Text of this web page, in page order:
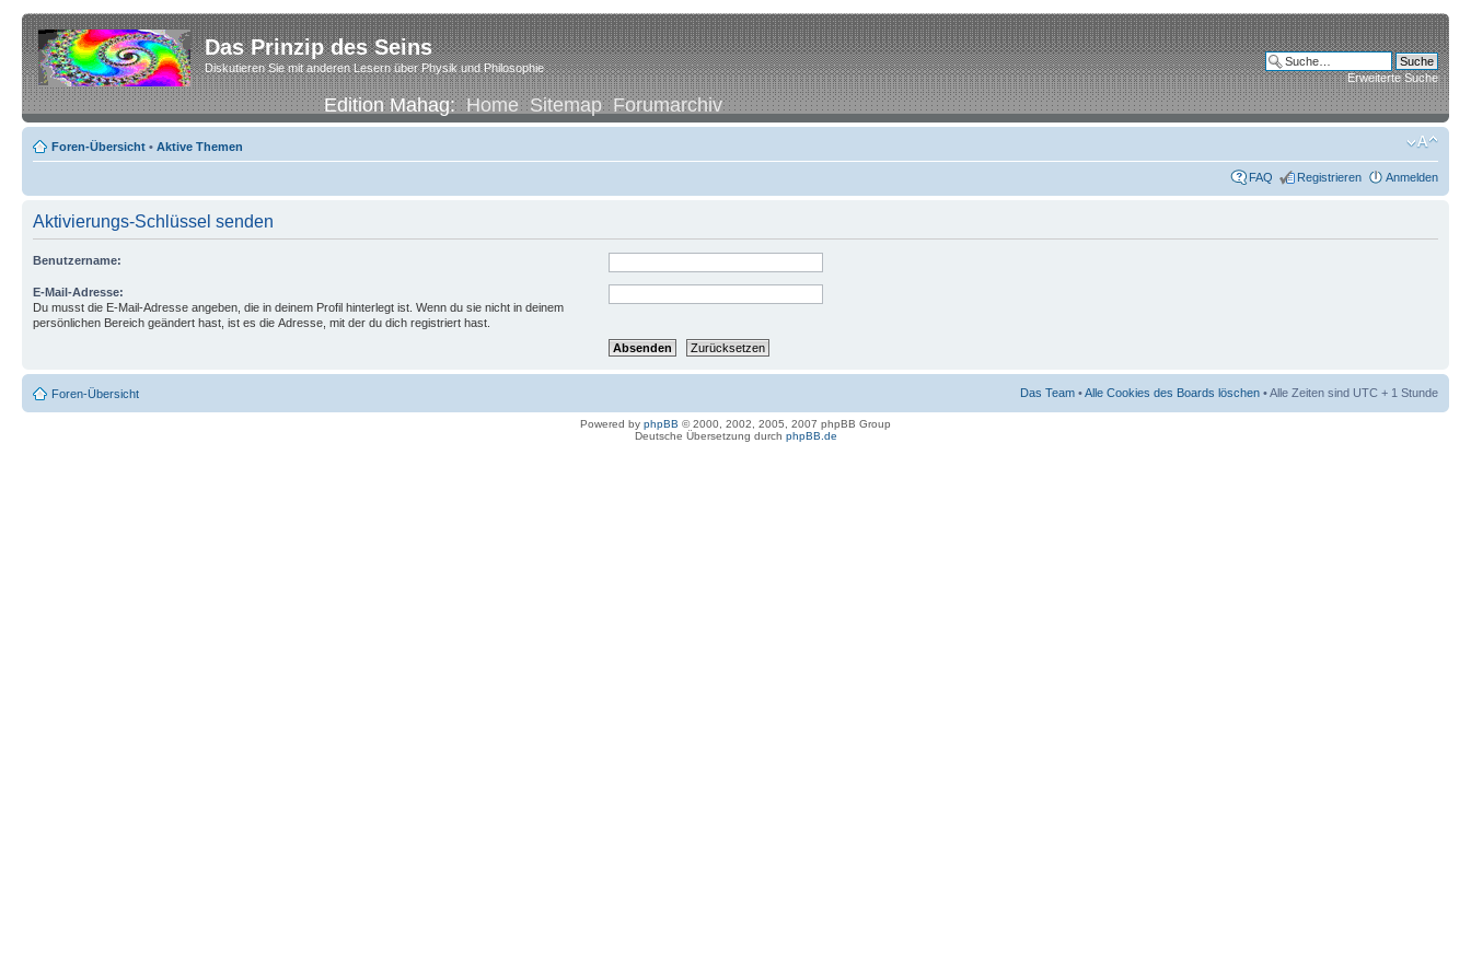
Das Prinzip des Seins
Diskutieren Sie mit anderen Lesern über Physik und Philosophie
Edition Mahag:Home Sitemap Forumarchiv
Erweiterte Suche
Foren-Übersicht • Aktive Themen
FAQ Registrieren Anmelden
Aktivierungs-Schlüssel senden
Benutzername:
E-Mail-Adresse:
Du musst die E-Mail-Adresse angeben, die in deinem Profil hinterlegt ist. Wenn du sie nicht in deinem
persönlichen Bereich geändert hast, ist es die Adresse, mit der du dich registriert hast.
Foren-Übersicht Das Team •Alle Cookies des Boards löschen • Alle Zeiten sind UTC + 1 Stunde
Powered by phpBB © 2000, 2002, 2005, 2007 phpBB Group
Deutsche Übersetzung durch phpBB.de